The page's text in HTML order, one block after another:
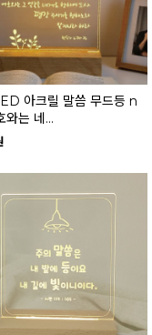
아크릴 말씀 무드등 n
와는 네...